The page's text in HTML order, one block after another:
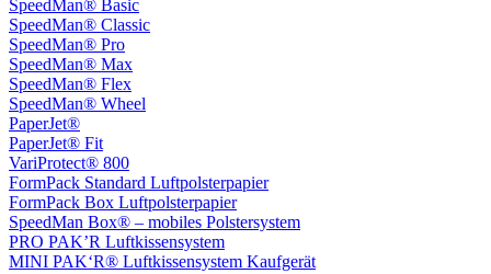
SpeedMan® Basic
SpeedMan® Classic
SpeedMan® Pro
SpeedMan® Max
SpeedMan® Flex
SpeedMan® Wheel
PaperJet®
PaperJet® Fit
VariProtect® 800
FormPack Standard Luftpolsterpapier
FormPack Box Luftpolsterpapier
SpeedMan Box® – mobiles Polstersystem
PRO PAK’R Luftkissensystem
MINI PAK‘R® Luftkissensystem Kaufgerät